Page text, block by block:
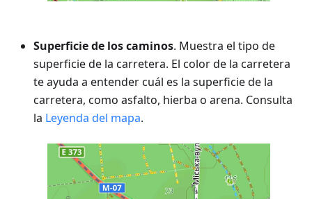
Superficie de los caminos. Muestra el tipo de
superficie de la carretera. El color de la carretera
te ayuda a entender cuál es la superficie de la
carretera, como asfalto, hierba o arena. Consulta
la Leyenda del mapa.